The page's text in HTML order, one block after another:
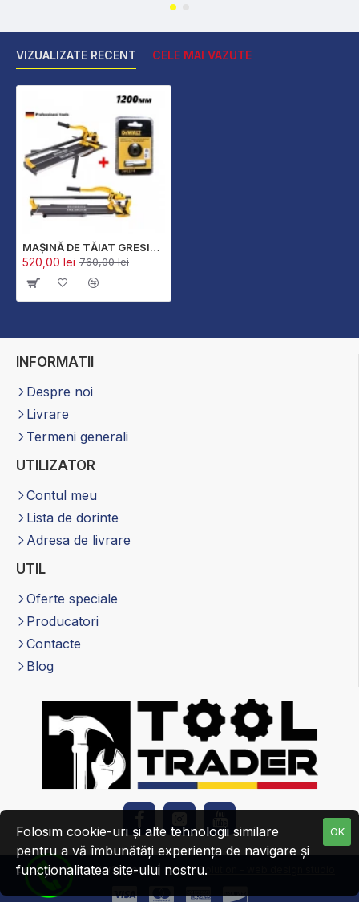
VIZUALIZATE RECENT CELE MAI VAZUTE
MAȘINĂ DE TĂIAT GRESIE 1200MM - PROFESIONALĂ
520,00 lei 760,00 lei
INFORMATII
Despre noi
Livrare
Termeni generali
UTILIZATOR
Contul meu
Lista de dorinte
Adresa de livrare
UTIL
Oferte speciale
Producatori
Contacte
Blog
Copyright tooltrader24.com© |Web R Solution - web design studio
OK
Folosim cookie-uri și alte tehnologii similare
pentru a vă îmbunătăți experiența de navigare și
funcționalitatea site-ului nostru.